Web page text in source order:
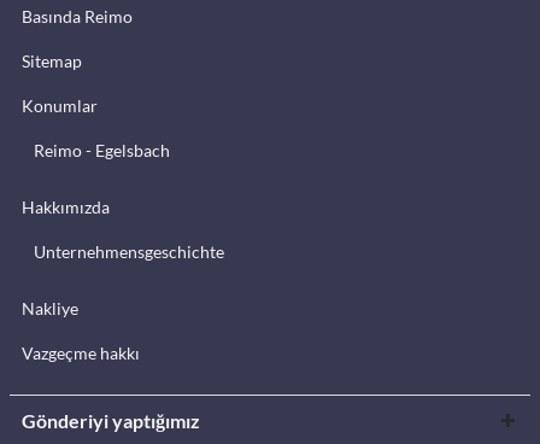
Basında Reimo
Sitemap
Konumlar
Reimo - Egelsbach
Hakkımızda
Unternehmensgeschichte
Nakliye
Vazgeçme hakkı
Gönderiyi yaptığımız